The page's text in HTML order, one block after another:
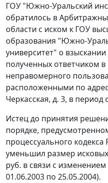
ГОУ "Южно-Уральский
обратилось в
области с иском к ГОУ
образования "Южно-
университет" о
полученных ответчиком в
неправомерного
расположенными по
Черкасская, д. 3, в период
Истец до принятия
порядке,
процессуального
уменьшил размер
руб. в связи с
01.06.2003 по 25.05.2004).